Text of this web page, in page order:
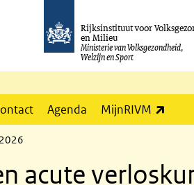
Rijksinstituut voor
en Milieu
Ministerie van Volksgezondheid,
Welzijn en Sport
Agenda MijnRIVM
acute